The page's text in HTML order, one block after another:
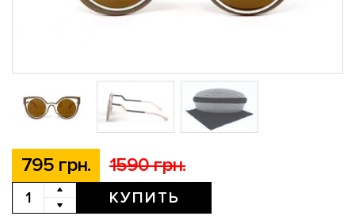
795 грн. 1590 грн.
КУПИТЬ